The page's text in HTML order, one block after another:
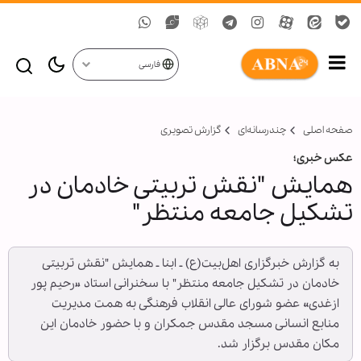
فارسی
صفحه اصلی چندرسانه‌ای گزارش تصويری
عکس خبری؛
همایش "نقش تربیتی خادمان در
تشکیل جامعه منتظر"
به گزارش خبرگزاری اهل‌بیت(ع) ـ ابنا ـ همایش "نقش تربیتی
خادمان در تشکیل جامعه منتظر" با سخنرانی استاد «رحیم پور
ازغدی» عضو شورای عالی انقلاب فرهنگی به همت مدیریت
منابع انسانی مسجد مقدس جمکران و با حضور خادمان این
مکان مقدس برگزار شد.